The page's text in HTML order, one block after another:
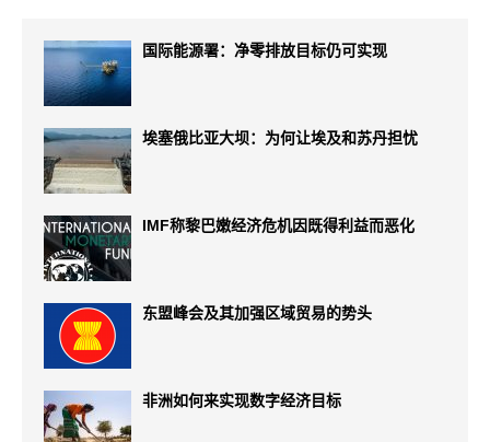
国际能源署：净零排放目标仍可实现
埃塞俄比亚大坝：为何让埃及和苏丹担忧
IMF称黎巴嫩经济危机因既得利益而恶化
东盟峰会及其加强区域贸易的势头
非洲如何来实现数字经济目标